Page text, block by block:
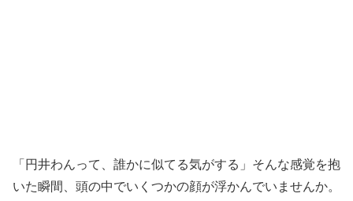
「円井わんって、誰かに似てる気がする」そんな感覚を抱
いた瞬間、頭の中でいくつかの顔が浮かんでいませんか。